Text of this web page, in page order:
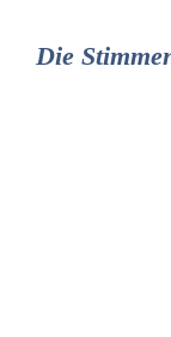
Die